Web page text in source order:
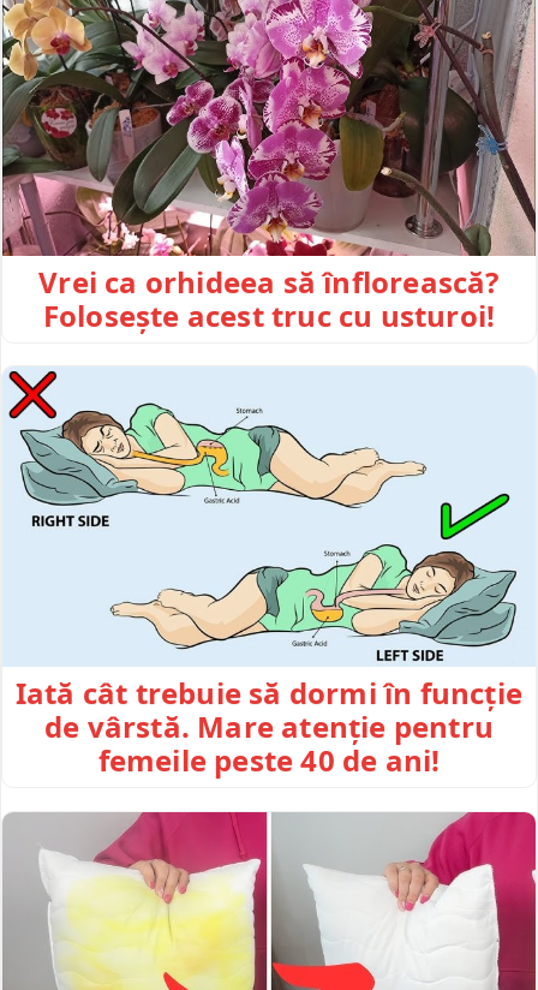
Vrei ca orhideea să înflorească?
Folosește acest truc cu usturoi!
Iată cât trebuie să dormi în funcție
de vârstă. Mare atenție pentru
femeile peste 40 de ani!